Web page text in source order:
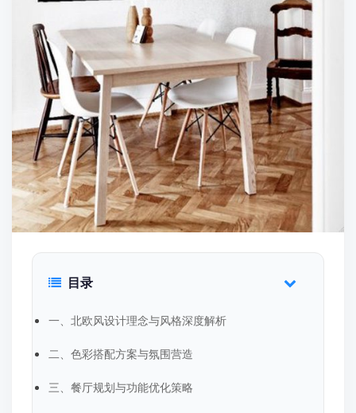
目录
一、北欧风设计理念与风格深度解析
二、色彩搭配方案与氛围营造
三、餐厅规划与功能优化策略